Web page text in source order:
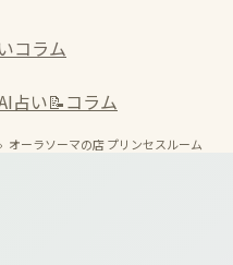
コラム
占い📝コラム
› オーラソーマの店 プリンセスルーム